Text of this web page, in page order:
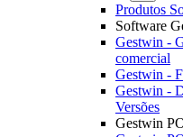
Produtos
Software
Gestwin -
comercial
Gestwin -
Gestwin -
Versões
Gestwin